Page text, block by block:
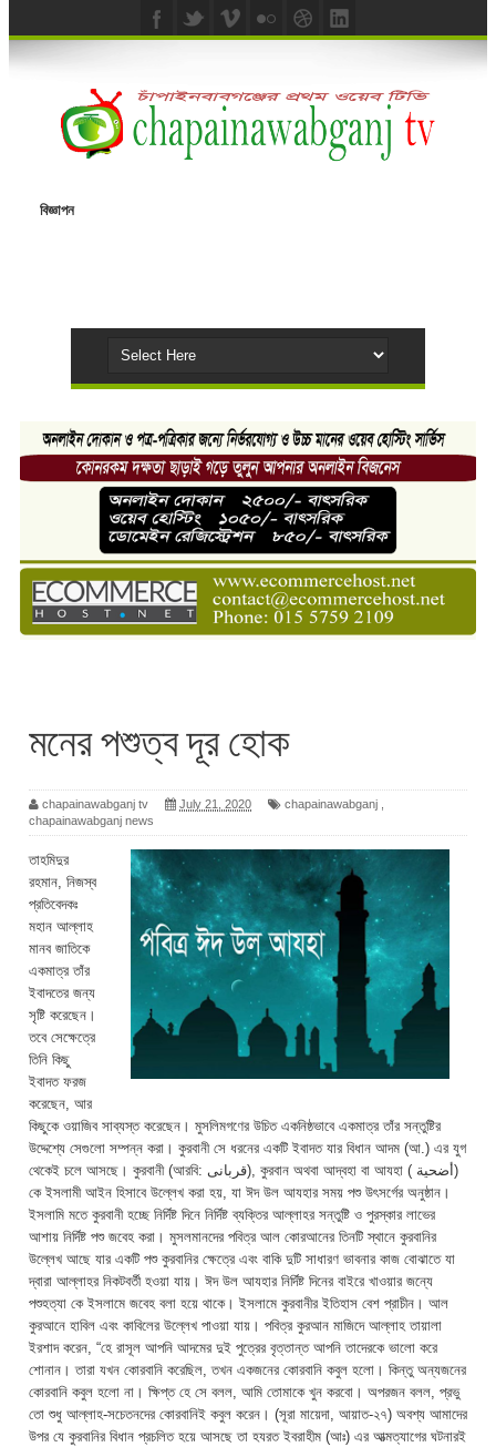
বিজ্ঞাপন
মনের পশুত্ব দূর হোক
chapainawabganj tv July 21, 2020 chapainawabganj
chapainawabganj news
তাহমিদুর
রহমান, নিজস্ব
প্রতিবেদকঃ
মহান আল্লাহ
মানব জাতিকে
একমাত্র তাঁর
ইবাদতের জন্য
সৃষ্টি করেছেন।
তবে সেক্ষেত্রে
তিনি কিছু
ইবাদত ফরজ
করেছেন, আর
কিছুকে ওয়াজিব সাব্যস্ত করেছেন। মুসলিমগণের উচিত একনিষ্ঠভাবে একমাত্র তাঁর সন্তুষ্টির
উদ্দেশ্যে সেগুলো সম্পন্ন করা। কুরবানী সে ধরনের একটি ইবাদত যার বিধান আদম (আ.) এর যুগ
থেকেই চলে আসছে। কুরবানী (আরবি: قربانى‎‎), কুরবান অথবা আদ্বহা বা আযহা ( أضحية)
কে ইসলামী আইন হিসাবে উল্লেখ করা হয়, যা ঈদ উল আযহার সময় পশু উৎসর্গের অনুষ্ঠান।
ইসলামি মতে কুরবানী হচ্ছে নির্দিষ্ট দিনে নির্দিষ্ট ব্যক্তির আল্লাহর সন্তুষ্টি ও পুরস্কার লাভের
আশায় নির্দিষ্ট পশু জবেহ করা। মুসলমানদের পবিত্র আল কোরআনের তিনটি স্থানে কুরবানির
উল্লেখ আছে যার একটি পশু কুরবানির ক্ষেত্রে এবং বাকি দুটি সাধারণ ভাবনার কাজ বোঝাতে যা
দ্বারা আল্লাহর নিকটবর্তী হওয়া যায়। ঈদ উল আযহার নির্দিষ্ট দিনের বাইরে খাওয়ার জন্যে
পশুহত্যা কে ইসলামে জবেহ বলা হয়ে থাকে। ইসলামে কুরবানীর ইতিহাস বেশ প্রাচীন। আল
কুরআনে হাবিল এবং কাবিলের উল্লেখ পাওয়া যায়। পবিত্র কুরআন মাজিদে আল্লাহ তায়ালা
ইরশাদ করেন, “হে রাসূল আপনি আদমের দুই পুত্রের বৃত্তান্ত আপনি তাদেরকে ভালো করে
শোনান। তারা যখন কোরবানি করেছিল, তখন একজনের কোরবানি কবুল হলো। কিন্তু অন্যজনের
কোরবানি কবুল হলো না। ক্ষিপ্ত হে সে বলল, আমি তোমাকে খুন করবো। অপরজন বলল, প্রভু
তো শুধু আল্লাহ-সচেতনদের কোরবানিই কবুল করেন। (সূরা মায়েদা, আয়াত-২৭) অবশ্য আমাদের
উপর যে কুরবানির বিধান প্রচলিত হয়ে আসছে তা হযরত ইবরাহীম (আঃ) এর আত্মত্যাগের ঘটনারই